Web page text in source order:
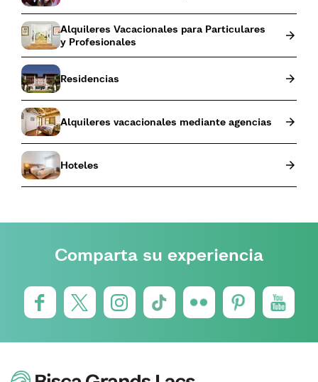
Alquileres Vacacionales para Particulares
y Profesionales
Residencias
Alquileres vacacionales mediante agencias
Hoteles
Comparta su experiencia